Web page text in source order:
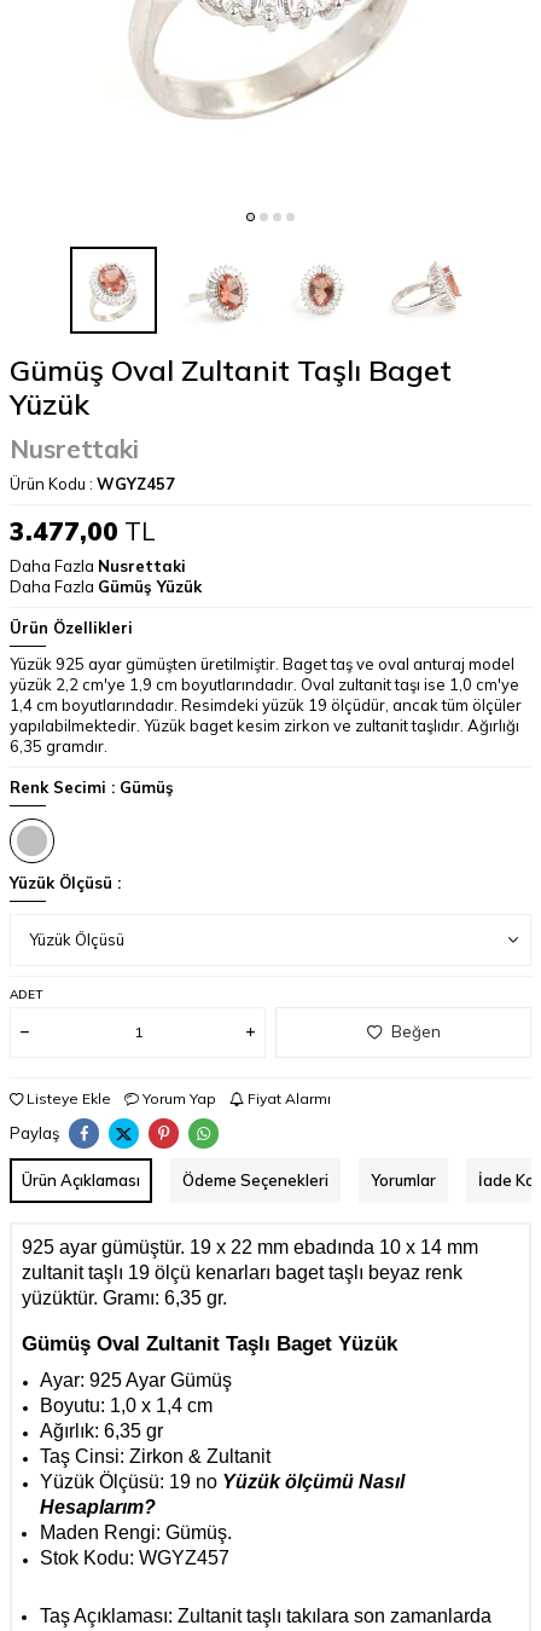
Gümüş Oval Zultanit Taşlı Baget
Yüzük
Nusrettaki
Ürün Kodu : WGYZ457
3.477,00 TL
Daha Fazla Nusrettaki
Daha Fazla Gümüş Yüzük
Ürün Özellikleri
Yüzük 925 ayar gümüşten üretilmiştir. Baget taş ve oval anturaj model
yüzük 2,2 cm'ye 1,9 cm boyutlarındadır. Oval zultanit taşı ise 1,0 cm'ye
1,4 cm boyutlarındadır. Resimdeki yüzük 19 ölçüdür, ancak tüm ölçüler
yapılabilmektedir. Yüzük baget kesim zirkon ve zultanit taşlıdır. Ağırlığı
6,35 gramdır.
Renk Secimi : Gümüş
Yüzük Ölçüsü :
ADET
Beğen
Listeye Ekle Yorum Yap Fiyat Alarmı
Paylaş
Ürün Açıklaması Ödeme Seçenekleri Yorumlar İade
925 ayar gümüştür. 19 x 22 mm ebadında 10 x 14 mm
zultanit taşlı 19 ölçü kenarları baget taşlı beyaz renk
yüzüktür. Gramı: 6,35 gr.
Gümüş Oval Zultanit Taşlı Baget Yüzük
Ayar: 925 Ayar Gümüş
Boyutu: 1,0 x 1,4 cm
Ağırlık: 6,35 gr
Taş Cinsi: Zirkon & Zultanit
Yüzük Ölçüsü: 19 no Yüzük ölçümü Nasıl
Hesaplarım?
Maden Rengi: Gümüş.
Stok Kodu: WGYZ457
Taş Açıklaması: Zultanit taşlı takılara son zamanlarda